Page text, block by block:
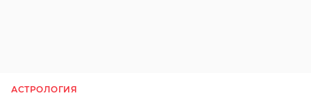
АСТРОЛОГИЯ